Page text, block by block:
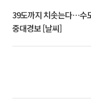
39도까지 치솟는다⋯수
중대경보 [날씨]